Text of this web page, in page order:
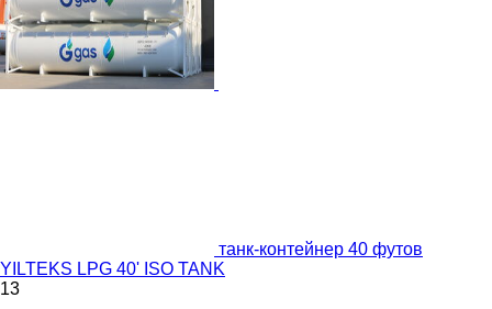
танк-контейнер 40 футов
YILTEKS LPG 40' ISO TANK
13